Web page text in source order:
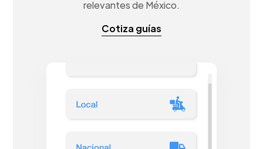
relevantes de México.
Cotiza guías